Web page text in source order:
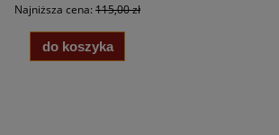
Najniższa cena: 115,00 zł
do koszyka